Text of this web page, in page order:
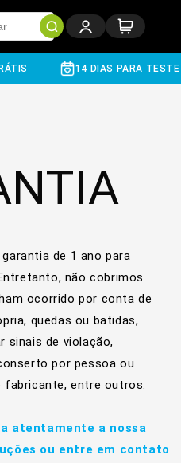
14 DIAS PARA TESTE
de 1 ano para
não cobrimos
ocorrido por conta de
quedas ou batidas,
sinais de violação,
por pessoa ou
fabricante, entre outros.
atentamente a nossa
ou entre em contato